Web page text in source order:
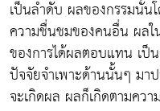
เป็นลำดับ ผลของกรรมนั้น
ความชื่นชมของคนอื่น ผล
ของการได้ผลตอบแทน เป็
ปัจจัยจำเพาะด้านนั้นๆ มา
จะเกิดผล ผลก็เกิดตามคว